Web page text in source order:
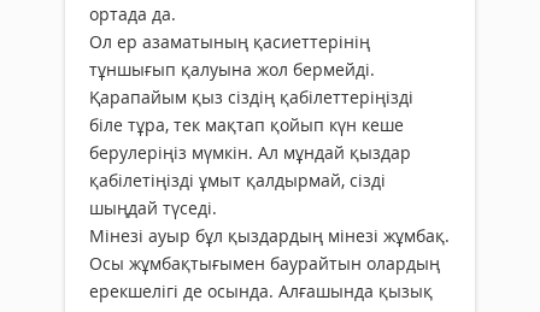
ортада да.
Ол ер азаматының қасиеттерінің
тұншығып қалуына жол бермейді.
Қарапайым қыз сіздің қабілеттеріңізді
біле тұра, тек мақтап қойып күн кеше
берулеріңіз мүмкін. Ал мұндай қыздар
қабілетіңізді ұмыт қалдырмай, сізді
шыңдай түседі.
Мінезі ауыр бұл қыздардың мінезі жұмбақ.
Осы жұмбақтығымен баурайтын олардың
ерекшелігі де осында. Алғашында қызық